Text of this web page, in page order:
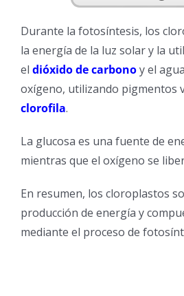
Durante la fotosíntesis, los
la energía de la luz solar y la
el dióxido de carbonoy el
oxígeno, utilizando pigmentos
clorofila.
La glucosa es una fuente de
mientras que el oxígeno se
En resumen, los cloroplastos
producción de energía y
mediante el proceso de